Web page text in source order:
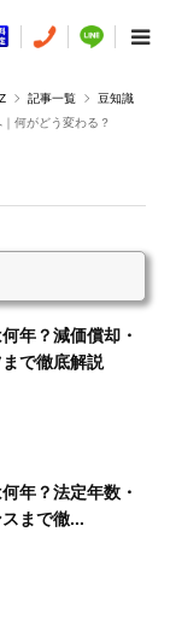
記事一覧
豆知識
何がどう変わる？
年？減価償却・
で徹底解説
年？法定年数・
まで徹...